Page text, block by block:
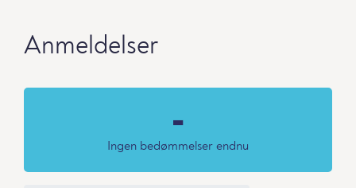
Anmeldelser
-
Ingen bedømmelser endnu